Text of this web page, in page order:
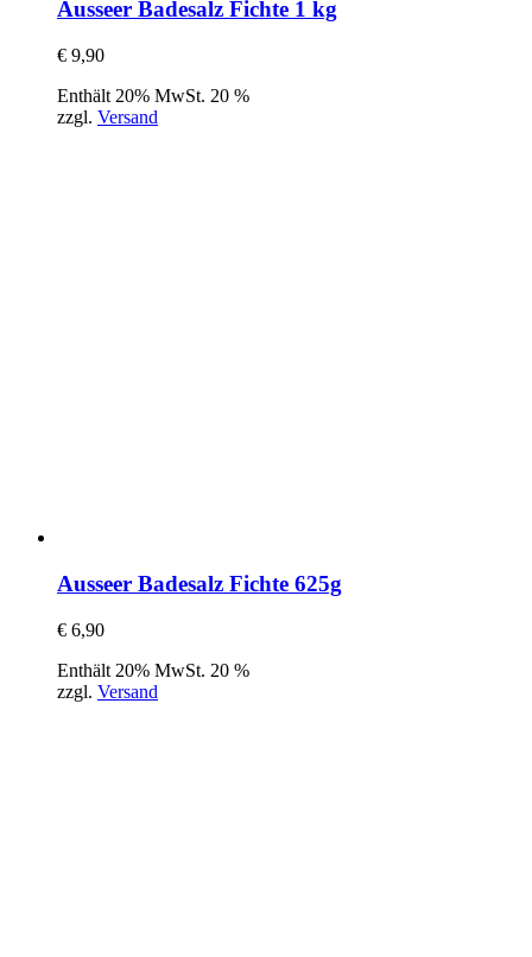
Ausseer Badesalz Fichte 1 kg
€ 9,90
Enthält 20% MwSt. 20 %
zzgl. Versand
Ausseer Badesalz Fichte 625g
€ 6,90
Enthält 20% MwSt. 20 %
zzgl. Versand